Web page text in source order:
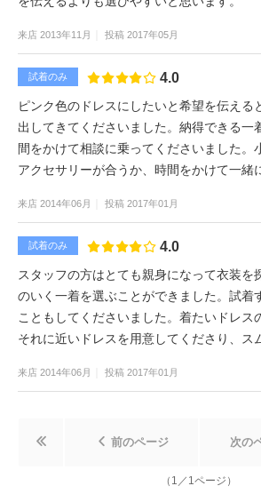
来店 2013年11月 投稿 2017年05月
試着のみ 4.0
ピンク色のドレスにしたいと希望を伝える
出してきてくださいました。納得できる一
間をかけて相談に乗ってくださいました。
アクセサリーが合うか、時間をかけて一緒
来店 2014年06月 投稿 2017年01月
試着のみ 4.0
スタッフの方はとても親身になって衣装を
のいく一着を選ぶことができました。試着
こともしてくださいました。着たいドレス
それに近いドレスを用意してくださり、ス
来店 2014年06月 投稿 2017年01月
前のページ 次の
（ 1 ／ 1ページ）